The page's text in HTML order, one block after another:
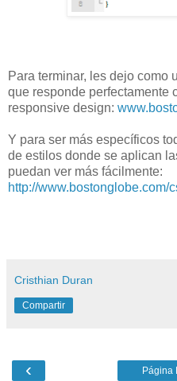
Para terminar, les dejo como
que responde perfectamente
responsive design:
Y para ser más específicos
de estilos donde se aplican
puedan ver más fácilmente:
http://www.bostonglobe.com/
Cristhian Duran
Compartir
‹ Página